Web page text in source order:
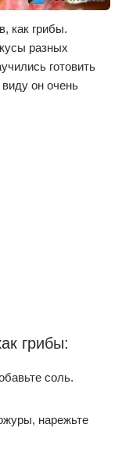
как грибы.
разных
готовить
он очень
грибы:
соль.
нарежьте